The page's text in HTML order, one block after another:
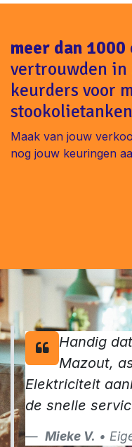
meer dan
vertrouwden in
keurders voor
Maak van jouw
nog jouw keuringen
Handig
Mazout,
Elektriciteit
de snelle
Mieke V. •